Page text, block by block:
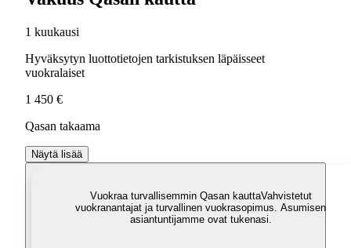
1 kuukausi
Hyväksytyn luottotietojen tarkistuksen läpäisseet
vuokralaiset
1 450 €
Qasan takaama
Näytä lisää
Vuokraa turvallisemmin Qasan kauttaVahvistetut
vuokranantajat ja turvallinen vuokrasopimus. Asumisen
asiantuntijamme ovat tukenasi.